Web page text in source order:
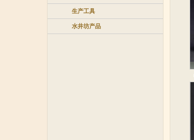
生产工具
水井坊产品